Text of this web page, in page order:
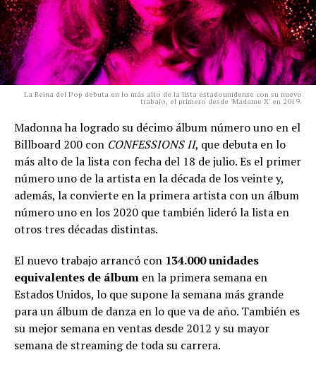
La Reina del Pop debuta en lo más alto de la lista estadounidense con su nuevo
trabajo, el primero desde 'Madame X' en 2019.
Madonna ha logrado su décimo álbum número uno en el
Billboard 200 con CONFESSIONS II, que debuta en lo
más alto de la lista con fecha del 18 de julio. Es el primer
número uno de la artista en la década de los veinte y,
además, la convierte en la primera artista con un álbum
número uno en los 2020 que también lideró la lista en
otros tres décadas distintas.
El nuevo trabajo arrancó con 134.000 unidades
equivalentes de álbum en la primera semana en
Estados Unidos, lo que supone la semana más grande
para un álbum de danza en lo que va de año. También es
su mejor semana en ventas desde 2012 y su mayor
semana de streaming de toda su carrera.